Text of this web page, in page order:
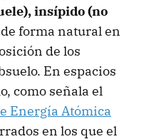
insípido (no
forma natural en
de los
En espacios
como señala el
Energía Atómica
en los que el